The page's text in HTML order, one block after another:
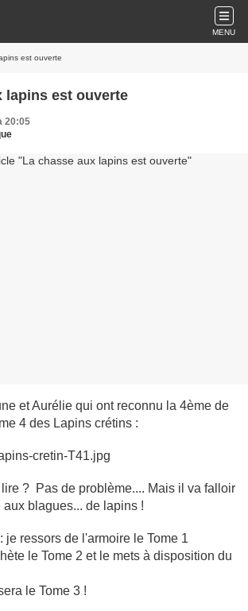
MENU
est ouverte
lapins est ouverte
20:05
et Aurélie qui ont reconnu la 4ème de
4 des Lapins crétins :
? Pas de problème.... Mais il va falloir
blagues... de lapins !
je ressors de l'armoire le Tome 1
le Tome 2 et le mets à disposition du
le Tome 3 !